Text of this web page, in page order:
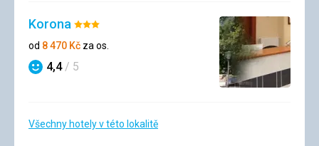
Korona Hodnocení:
3/5
od 8 470 Kč za os.
Hodnocení
4,4/ 5
Všechny hotely v této lokalitě